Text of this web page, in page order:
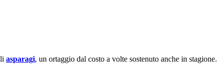
asparagi, un ortaggio dal costo a volte sostenuto anche in stagione.